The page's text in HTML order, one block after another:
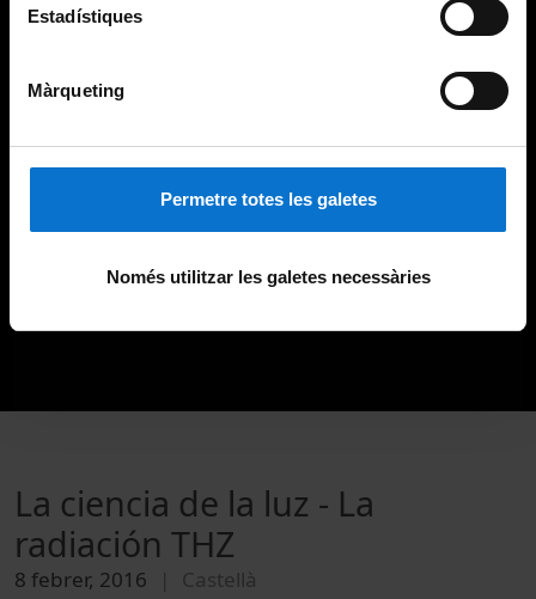
Estadístiques
Màrqueting
Permetre totes les galetes
Només utilitzar les galetes necessàries
La ciencia de la luz - La
radiación THZ
8 febrer, 2016 Castellà